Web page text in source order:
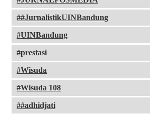
#JurnalistikUINBandung
UINBandung
prestasi
Wisuda
Wisuda 108
#adhidjati